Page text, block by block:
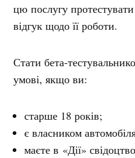
цю послугу
відгук щодо її роботи.
Стати бета-
умові, якщо ви:
старше 18 років;
є власником
маєте в «Дії»